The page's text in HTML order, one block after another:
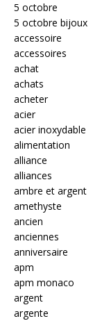
5 octobre
5 octobre bijoux
accessoire
accessoires
achat
achats
acheter
acier
acier inoxydable
alimentation
alliance
alliances
ambre et argent
amethyste
ancien
anciennes
anniversaire
apm
apm monaco
argent
argente